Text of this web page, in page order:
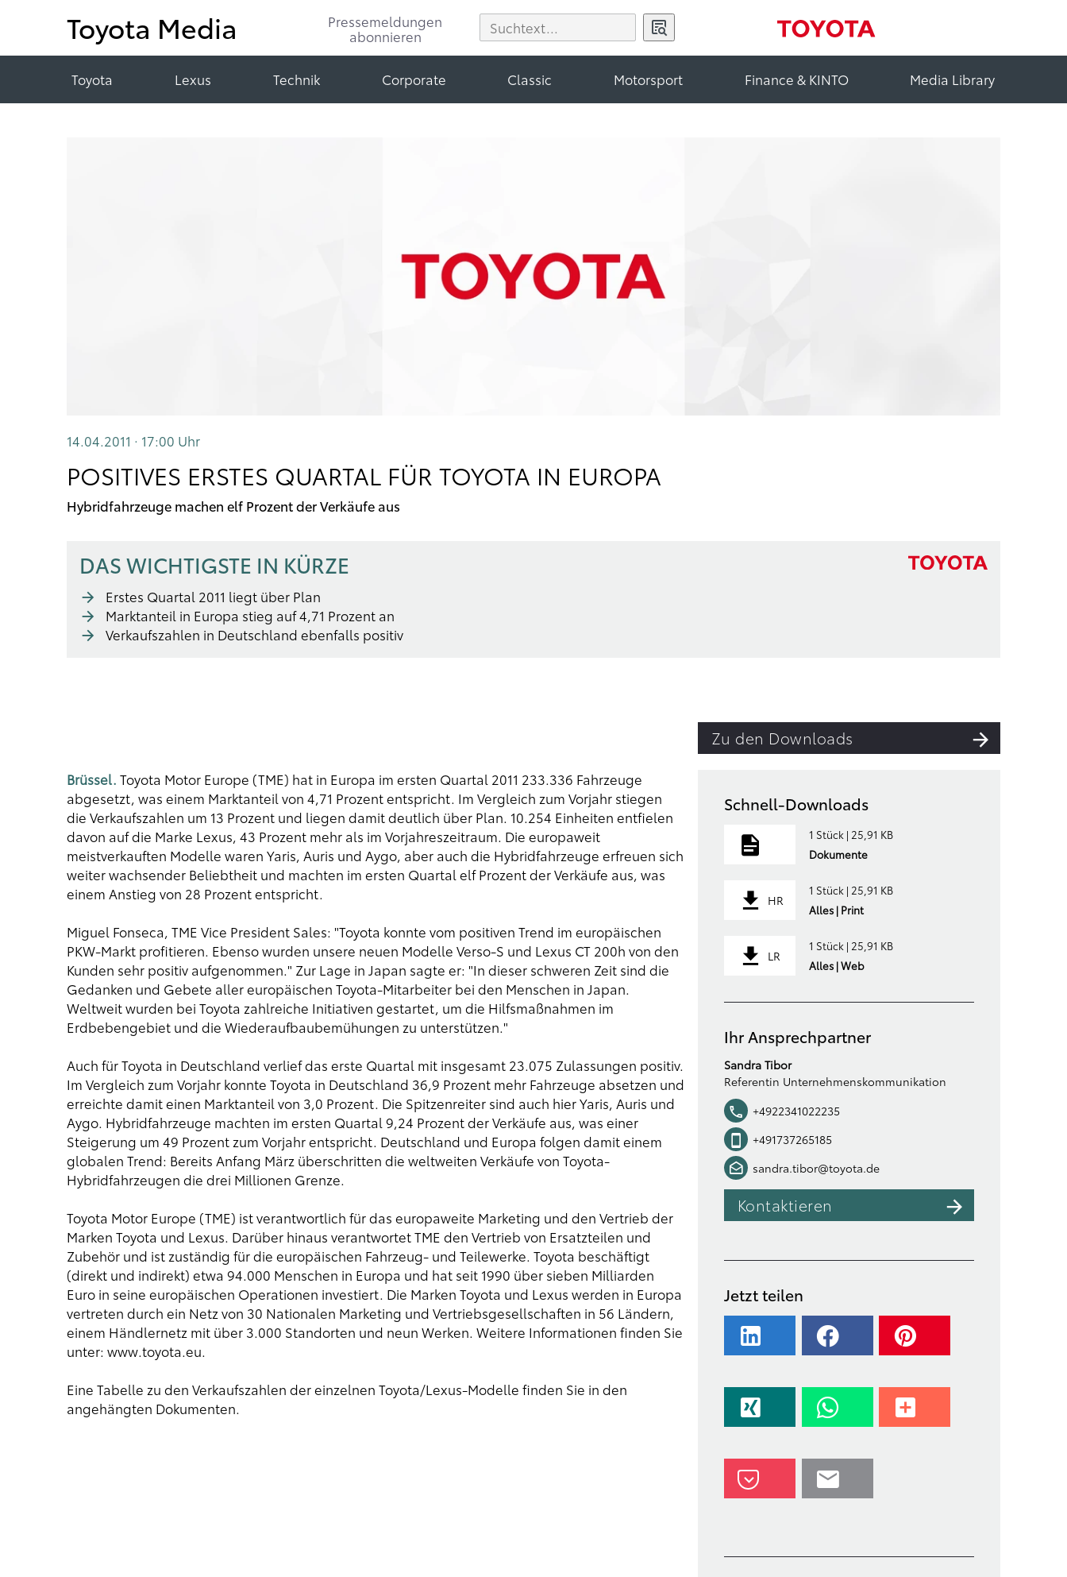
Toyota Media
Pressemeldungen
abonnieren
Toyota Lexus Technik Corporate Classic Motorsport Finance & KINTO Media Library
14.04.2011 · 17:00 Uhr
POSITIVES ERSTES QUARTAL FÜR TOYOTA IN EUROPA
Hybridfahrzeuge machen elf Prozent der Verkäufe aus
DAS WICHTIGSTE IN KÜRZE
Erstes Quartal 2011 liegt über Plan
Marktanteil in Europa stieg auf 4,71 Prozent an
Verkaufszahlen in Deutschland ebenfalls positiv
Zu den Downloads
Brüssel. Toyota Motor Europe (TME) hat in Europa im ersten Quartal 2011 233.336 Fahrzeuge
abgesetzt, was einem Marktanteil von 4,71 Prozent entspricht. Im Vergleich zum Vorjahr stiegen
die Verkaufszahlen um 13 Prozent und liegen damit deutlich über Plan. 10.254 Einheiten entfielen
davon auf die Marke Lexus, 43 Prozent mehr als im Vorjahreszeitraum. Die europaweit
meistverkauften Modelle waren Yaris, Auris und Aygo, aber auch die Hybridfahrzeuge erfreuen sich
weiter wachsender Beliebtheit und machten im ersten Quartal elf Prozent der Verkäufe aus, was
einem Anstieg von 28 Prozent entspricht.
Miguel Fonseca, TME Vice President Sales: "Toyota konnte vom positiven Trend im europäischen
PKW-Markt profitieren. Ebenso wurden unsere neuen Modelle Verso-S und Lexus CT 200h von den
Kunden sehr positiv aufgenommen." Zur Lage in Japan sagte er: "In dieser schweren Zeit sind die
Gedanken und Gebete aller europäischen Toyota-Mitarbeiter bei den Menschen in Japan.
Weltweit wurden bei Toyota zahlreiche Initiativen gestartet, um die Hilfsmaßnahmen im
Erdbebengebiet und die Wiederaufbaubemühungen zu unterstützen."
Auch für Toyota in Deutschland verlief das erste Quartal mit insgesamt 23.075 Zulassungen positiv.
Im Vergleich zum Vorjahr konnte Toyota in Deutschland 36,9 Prozent mehr Fahrzeuge absetzen und
erreichte damit einen Marktanteil von 3,0 Prozent. Die Spitzenreiter sind auch hier Yaris, Auris und
Aygo. Hybridfahrzeuge machten im ersten Quartal 9,24 Prozent der Verkäufe aus, was einer
Steigerung um 49 Prozent zum Vorjahr entspricht. Deutschland und Europa folgen damit einem
globalen Trend: Bereits Anfang März überschritten die weltweiten Verkäufe von Toyota-
Hybridfahrzeugen die drei Millionen Grenze.
Toyota Motor Europe (TME) ist verantwortlich für das europaweite Marketing und den Vertrieb der
Marken Toyota und Lexus. Darüber hinaus verantwortet TME den Vertrieb von Ersatzteilen und
Zubehör und ist zuständig für die europäischen Fahrzeug- und Teilewerke. Toyota beschäftigt
(direkt und indirekt) etwa 94.000 Menschen in Europa und hat seit 1990 über sieben Milliarden
Euro in seine europäischen Operationen investiert. Die Marken Toyota und Lexus werden in Europa
vertreten durch ein Netz von 30 Nationalen Marketing und Vertriebsgesellschaften in 56 Ländern,
einem Händlernetz mit über 3.000 Standorten und neun Werken. Weitere Informationen finden Sie
unter: www.toyota.eu.
Eine Tabelle zu den Verkaufszahlen der einzelnen Toyota/Lexus-Modelle finden Sie in den
angehängten Dokumenten.
Schnell-Downloads
1 Stück | 25,91 KB
Dokumente
HR
1 Stück | 25,91 KB
Alles | Print
LR
1 Stück | 25,91 KB
Alles | Web
Ihr Ansprechpartner
Sandra Tibor
Referentin Unternehmenskommunikation
+4922341022235
+491737265185
sandra.tibor@toyota.de
Kontaktieren
Jetzt teilen